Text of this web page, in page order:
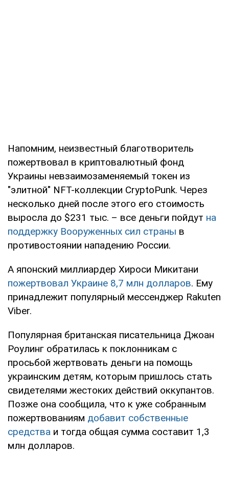
Напомним, неизвестный благотворитель
пожертвовал в криптовалютный фонд
Украины невзаимозаменяемый токен из
"элитной" NFT-коллекции CryptoPunk. Через
несколько дней после этого его стоимость
выросла до $231 тыс. – все деньги пойдут на
поддержку Вооруженных сил страны в
противостоянии нападению России.
А японский миллиардер Хироси Микитани
пожертвовал Украине 8,7 млн долларов. Ему
принадлежит популярный мессенджер Rakuten
Viber.
Популярная британская писательница Джоан
Роулинг обратилась к поклонникам с
просьбой жертвовать деньги на помощь
украинским детям, которым пришлось стать
свидетелями жестоких действий оккупантов.
Позже она сообщила, что к уже собранным
пожертвованиям добавит собственные
средства и тогда общая сумма составит 1,3
млн долларов.